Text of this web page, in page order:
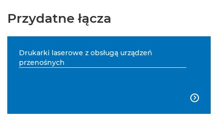
Przydatne łącza
Drukarki laserowe z obsługą urządzeń
przenośnych
